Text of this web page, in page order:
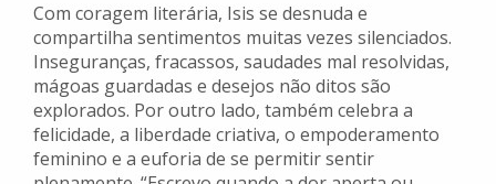
Com coragem literária, Isis se desnuda e
compartilha sentimentos muitas vezes silenciados.
Inseguranças, fracassos, saudades mal resolvidas,
mágoas guardadas e desejos não ditos são
explorados. Por outro lado, também celebra a
felicidade, a liberdade criativa, o empoderamento
feminino e a euforia de se permitir sentir